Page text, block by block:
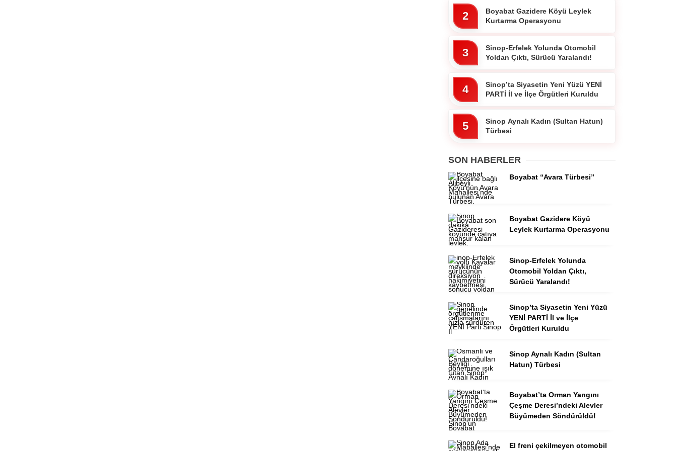
2
Boyabat Gazidere Köyü Leylek
Kurtarma Operasyonu
3
Sinop-Erfelek Yolunda Otomobil
Yoldan Çıktı, Sürücü Yaralandı!
4
Sinop’ta Siyasetin Yeni Yüzü YENİ
PARTİ İl ve İlçe Örgütleri Kuruldu
5
Sinop Aynalı Kadın (Sultan Hatun)
Türbesi
SON HABERLER
Boyabat “Avara Türbesi”
Boyabat Gazidere Köyü
Leylek Kurtarma Operasyonu
Sinop-Erfelek Yolunda
Otomobil Yoldan Çıktı,
Sürücü Yaralandı!
Sinop’ta Siyasetin Yeni Yüzü
YENİ PARTİ İl ve İlçe
Örgütleri Kuruldu
Sinop Aynalı Kadın (Sultan
Hatun) Türbesi
Boyabat’ta Orman Yangını
Çeşme Deresi’ndeki Alevler
Büyümeden Söndürüldü!
El freni çekilmeyen otomobil